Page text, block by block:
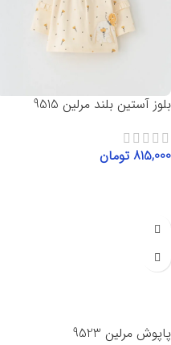
بلوز آستین بلند مرلین 9515
815,000 تومان
پاپوش مرلین 9523